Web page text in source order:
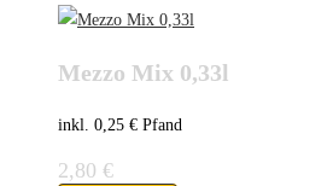
Mezzo Mix 0,33l
inkl. 0,25 € Pfand
2,80 €